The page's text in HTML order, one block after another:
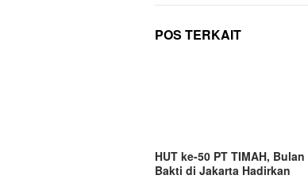
POS TERKAIT
HUT ke-50 PT TIMAH, Bulan
Bakti di Jakarta Hadirkan